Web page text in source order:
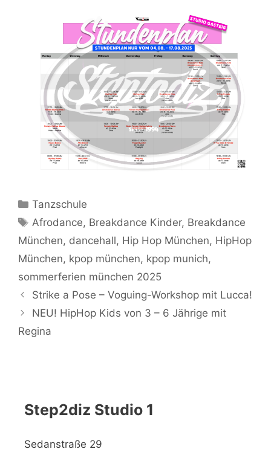
Kategorien
Tanzschule
Schlagwörter
Afrodance, Breakdance Kinder, Breakdance
München, dancehall, Hip Hop München, HipHop
München, kpop münchen, kpop munich,
sommerferien münchen 2025
Strike a Pose – Voguing-Workshop mit Lucca!
NEU! HipHop Kids von 3 – 6 Jährige mit
Regina
Step2diz Studio 1
Sedanstraße 29